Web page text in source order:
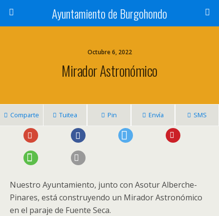
Ayuntamiento de Burgohondo
Octubre 6, 2022
Mirador Astronómico
Comparte Tuitea Pin Envía SMS
Nuestro Ayuntamiento, junto con Asotur Alberche-
Pinares, está construyendo un Mirador Astronómico
en el paraje de Fuente Seca.